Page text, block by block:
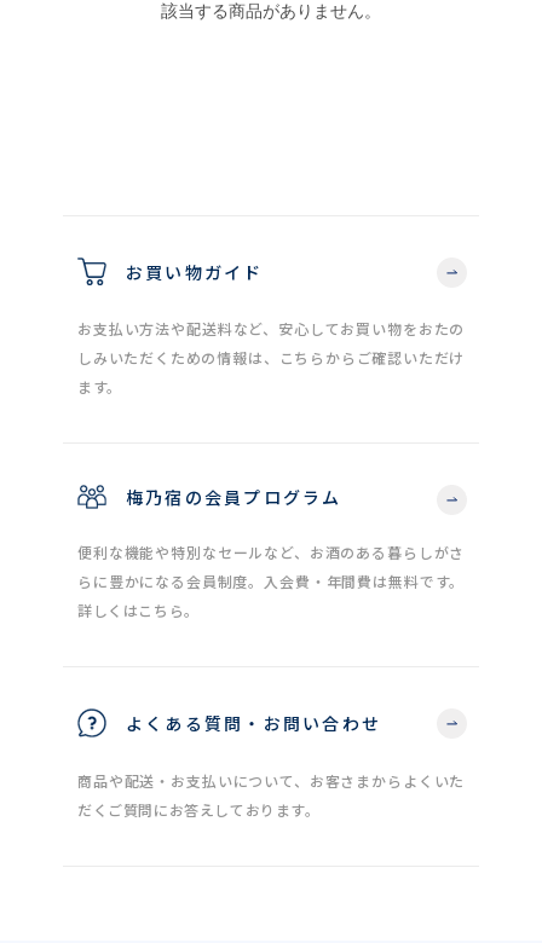
該当する商品がありません。
お買い物ガイド
お支払い方法や配送料など、安心してお買い物をおたの
しみいただくための情報は、こちらからご確認いただけ
ます。
梅乃宿の会員プログラム
便利な機能や特別なセールなど、お酒のある暮らしがさ
らに豊かになる会員制度。入会費・年間費は無料です。
詳しくはこちら。
よくある質問・お問い合わせ
商品や配送・お支払いについて、お客さまからよくいた
だくご質問にお答えしております。